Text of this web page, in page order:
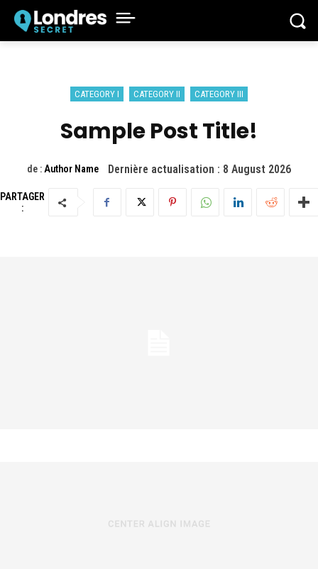
CATEGORY I CATEGORY II CATEGORY III
Sample Post Title!
de : Author Name Dernière actualisation : 8 August 2026
PARTAGER
: